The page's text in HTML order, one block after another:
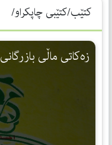
کتێب/کتێبی چاپکراو/
زەكاتی ماڵی بازرگانی